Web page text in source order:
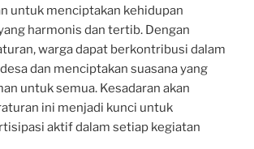
untuk menciptakan kehidupan
harmonis dan tertib. Dengan
warga dapat berkontribusi dalam
dan menciptakan suasana yang
untuk semua. Kesadaran akan
ini menjadi kunci untuk
aktif dalam setiap kegiatan